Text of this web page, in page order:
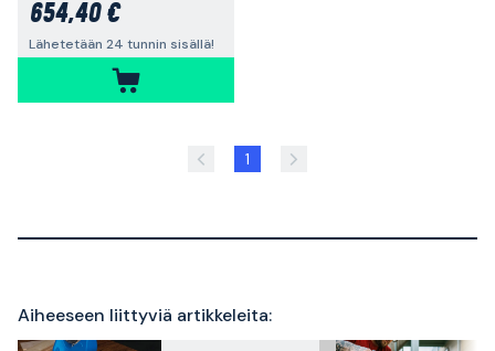
654,40 €
Lähetetään 24 tunnin sisällä!
1
Aiheeseen liittyviä artikkeleita: